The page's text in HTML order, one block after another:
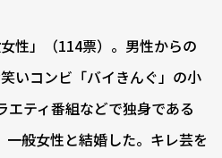
性」（114票）。男性からの
いコンビ「バイきんぐ」の小
ティ番組などで独身である
般女性と結婚した。キレ芸を